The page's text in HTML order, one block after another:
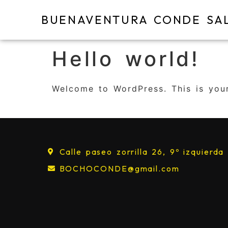
BUENAVENTURA CONDE
Hello world!
Welcome to WordPress. This is
Calle paseo zorrilla 26, 9º izquierda
BOCHOCONDE@gmail.com